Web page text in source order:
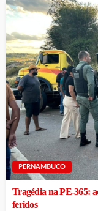
PERNAMBUCO
Tragédia na PE-365:
feridos